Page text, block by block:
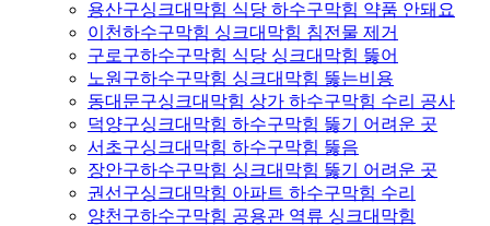
용산구싱크대막힘 식당 하수구막힘 약품 안돼요
이천하수구막힘 싱크대막힘 침전물 제거
구로구하수구막힘 식당 싱크대막힘 뚫어
노원구하수구막힘 싱크대막힘 뚫는비용
동대문구싱크대막힘 상가 하수구막힘 수리 공사
덕양구싱크대막힘 하수구막힘 뚫기 어려운 곳
서초구싱크대막힘 하수구막힘 뚫음
장안구하수구막힘 싱크대막힘 뚫기 어려운 곳
권선구싱크대막힘 아파트 하수구막힘 수리
양천구하수구막힘 공용관 역류 싱크대막힘